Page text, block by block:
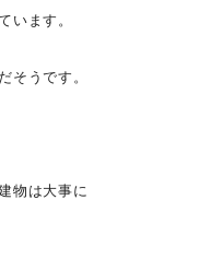
います。
そうです。
物は大事に